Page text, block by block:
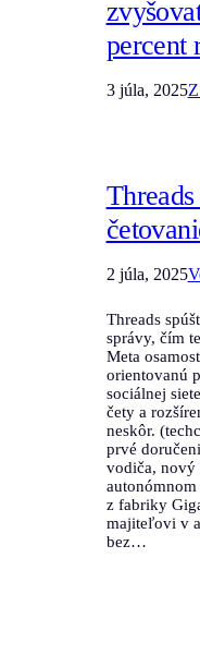
percent
3 júla, 2025
2 júla, 2025
Threads
správy, čím
Meta
orientovanú
sociálnej
čety a
neskôr.
prvé
vodiča, nový
z fabriky
majiteľovi v
bez…